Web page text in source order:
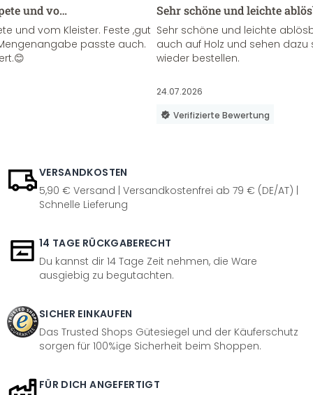
und vo…
und vom Kleister. Feste ,gut
passte auch.
Sehr schöne und leichte
Sehr schöne und leichte
auch auf Holz und sehen
wieder bestellen.
24.07.2026
Verifizierte Bewertung
VERSANDKOSTEN
5,90 € Versand | Versandkostenfrei ab 79 € (DE/AT) |
Schnelle Lieferung
14 TAGE RÜCKGABERECHT
Du kannst dir 14 Tage Zeit nehmen, die Ware
ausgiebig zu begutachten.
SICHER EINKAUFEN
Das Trusted Shops Gütesiegel und der Käuferschutz
sorgen für 100%ige Sicherheit beim Shoppen.
FÜR DICH ANGEFERTIGT